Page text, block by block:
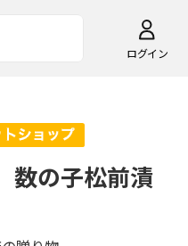
ログイン
の子松前漬